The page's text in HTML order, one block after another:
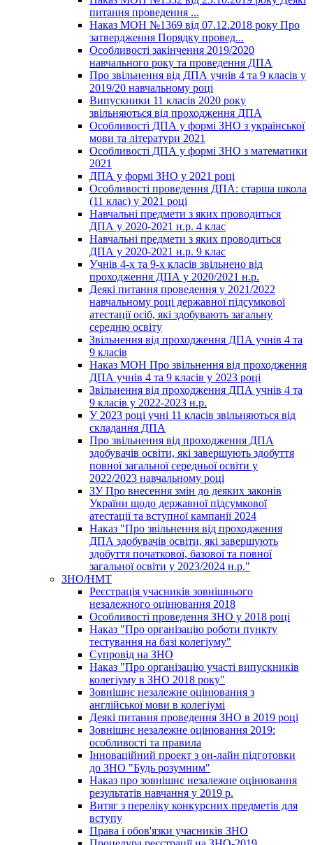
питання проведення ...
Наказ МОН №1369 від 07.12.2018 року Про
затвердження Порядку провед...
Особливості закінчення 2019/2020
навчального року та проведення ДПА
Про звільнення від ДПА учнів 4 та 9 класів у
2019/20 навчальному році
Випускники 11 класів 2020 року
звільняються від проходження ДПА
Особливості ДПА у формі ЗНО з української
мови та літератури 2021
Особливості ДПА у формі ЗНО з математики
2021
ДПА у формі ЗНО у 2021 році
Особливості проведення ДПА: старша школа
(11 клас) у 2021 році
Навчальні предмети з яких проводиться
ДПА у 2020-2021 н.р. 4 клас
Навчальні предмети з яких проводиться
ДПА у 2020-2021 н.р. 9 клас
Учнів 4-х та 9-х класів звільнено від
проходження ДПА у 2020/2021 н.р.
Деякі питання проведення у 2021/2022
навчальному році державної підсумкової
атестації осіб, які здобувають загальну
середню освіту
Звільнення від проходження ДПА учнів 4 та
9 класів
Наказ МОН Про звільнення від проходження
ДПА учнів 4 та 9 класів у 2023 році
Звільнення від проходження ДПА учнів 4 та
9 класів у 2022-2023 н.р.
У 2023 році учні 11 класів звільняються від
складання ДПА
Про звільнення від проходження ДПА
здобувачів освіти, які завершують здобуття
повної загальної середньої освіти у
2022/2023 навчальному році
ЗУ Про внесення змін до деяких законів
України щодо державної підсумкової
атестації та вступної кампанії 2024
Наказ "Про звільнення від проходження
ДПА здобувачів освіти, які завершують
здобуття початкової, базової та повної
загальної освіти у 2023/2024 н.р."
ЗНО/НМТ
Реєстрація учасників зовнішнього
незалежного оцінювання 2018
Особливості проведення ЗНО у 2018 році
Наказ "Про організацію роботи пункту
тестування на базі колегіуму"
Супровід на ЗНО
Наказ "Про організацію участі випускників
колегіуму в ЗНО 2018 року"
Зовнішнє незалежне оцінювання з
англійської мови в колегіумі
Деякі питання проведення ЗНО в 2019 році
Зовнішнє незалежне оцінювання 2019:
особливості та правила
Інноваційний проект з он-лайн підготовки
до ЗНО "Будь розумним"
Наказ про зовнішнє незалежне оцінювання
результатів навчання у 2019 р.
Витяг з переліку конкурсних предметів для
вступу
Права і обов'язки учасників ЗНО